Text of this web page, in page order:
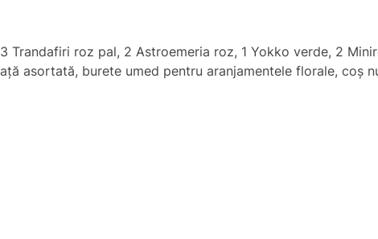
Trandafiri roz pal, 2 Astroemeria roz, 1 Yokko verde, 2
asortată, burete umed pentru aranjamentele florale, coș